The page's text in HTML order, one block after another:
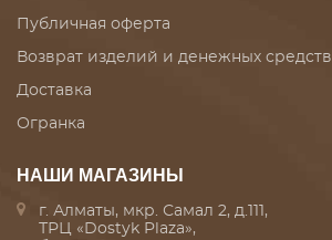
Публичная оферта
Возврат изделий и денежных средств
Доставка
Огранка
НАШИ МАГАЗИНЫ
г. Алматы, мкр. Самал 2, д.111,
ТРЦ «Dostyk Plaza»,